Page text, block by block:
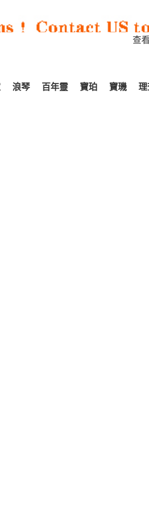
查
浪琴 百年靈 寶珀 寶璣 理